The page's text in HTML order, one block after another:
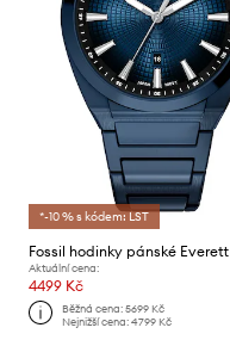
*-10 % s kódem: LST
Fossil hodinky pánské Everett
Aktuální cena:
4499 Kč
Běžná cena:5699 Kč
Nejnižší cena:4799 Kč